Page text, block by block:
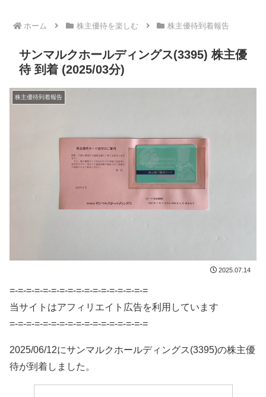
ホーム 株主優待を楽しむ 株主優待到着報告
サンマルクホールディングス(3395) 株主優
待 到着 (2025/03分)
株主優待到着報告
2025.07.14
=-=-=-=-=-=-=-=-=-=-=-=-=-=-=-=-=
当サイトはアフィリエイト広告を利用しています
=-=-=-=-=-=-=-=-=-=-=-=-=-=-=-=-=
2025/06/12にサンマルクホールディングス(3395)の株主優
待が到着しました。